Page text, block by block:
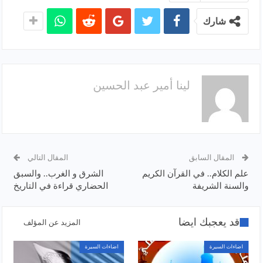
شارك
لينا أمير عبد الحسين
المقال السابق
علم الكلام.. في القرآن الكريم
والسنة الشريفة
المقال التالي
الشرق و الغرب.. والسبق
الحضاري قراءة في التاريخ
قد يعجبك ايضا المزيد عن المؤلف
اضاءات السيرة اضاءات السيرة